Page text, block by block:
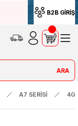
B2B GİRİŞ
ARA
A7 SERİSİ 4G